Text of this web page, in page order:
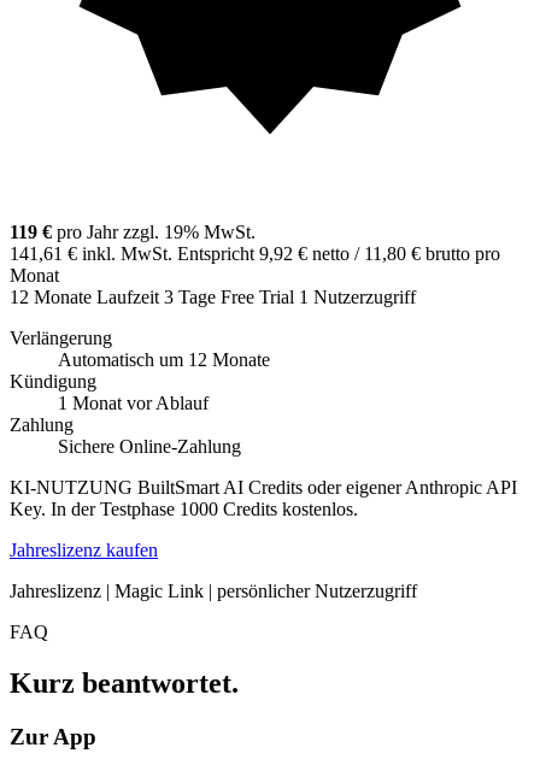
119 € pro Jahr zzgl. 19% MwSt.
141,61 € inkl. MwSt. Entspricht 9,92 € netto / 11,80 € brutto pro
Monat
12 Monate Laufzeit 3 Tage Free Trial 1 Nutzerzugriff
Verlängerung
Automatisch um 12 Monate
Kündigung
1 Monat vor Ablauf
Zahlung
Sichere Online-Zahlung
KI-NUTZUNG BuiltSmart AI Credits oder eigener Anthropic API
Key. In der Testphase 1000 Credits kostenlos.
Jahreslizenz kaufen
Jahreslizenz | Magic Link | persönlicher Nutzerzugriff
FAQ
Kurz beantwortet.
Zur App